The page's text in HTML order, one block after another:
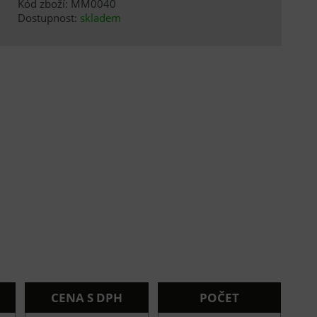
Kód zboží: MM0040
Dostupnost: skladem
CENA S DPH POČET